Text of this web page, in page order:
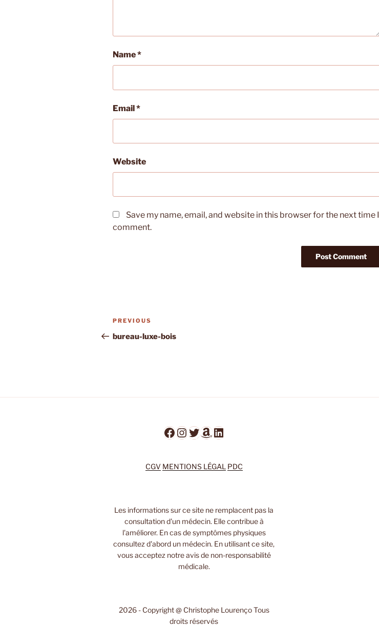
Name*
Email*
Website
Save my name, email, and website in this browser for the next time I
comment.
Post
navigation
Previous
Post
PREVIOUS
bureau-luxe-bois
Facebook
Instagram
Twitter
Amazon
LinkedIn
CGV MENTIONS LÉGAL PDC
Les informations sur ce site ne remplacent pas la
consultation d'un médecin. Elle contribue à
l'améliorer. En cas de symptômes physiques
consultez d'abord un médecin. En utilisant ce site,
vous acceptez notre avis de non-responsabilité
médicale.
2026 - Copyright @ Christophe Lourenço Tous
droits réservés